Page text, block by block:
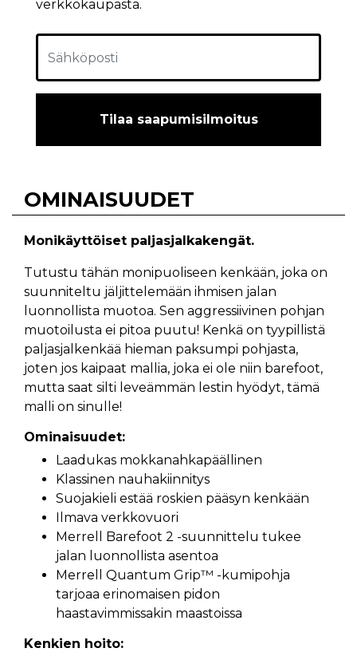
verkkokaupasta.
Tilaa saapumisilmoitus
OMINAISUUDET
Monikäyttöiset paljasjalkakengät.
Tutustu tähän monipuoliseen kenkään, joka on
suunniteltu jäljittelemään ihmisen jalan
luonnollista muotoa. Sen aggressiivinen pohjan
muotoilusta ei pitoa puutu! Kenkä on tyypillistä
paljasjalkenkää hieman paksumpi pohjasta,
joten jos kaipaat mallia, joka ei ole niin barefoot,
mutta saat silti leveämmän lestin hyödyt, tämä
malli on sinulle!
Ominaisuudet:
Laadukas mokkanahkapäällinen
Klassinen nauhakiinnitys
Suojakieli estää roskien pääsyn kenkään
Ilmava verkkovuori
Merrell Barefoot 2 -suunnittelu tukee
jalan luonnollista asentoa
Merrell Quantum Grip™ -kumipohja
tarjoaa erinomaisen pidon
haastavimmissakin maastoissa
Kenkien hoito: